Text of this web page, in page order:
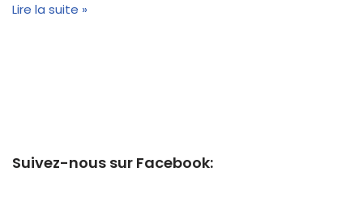
Lire la suite »
Suivez-nous sur Facebook: